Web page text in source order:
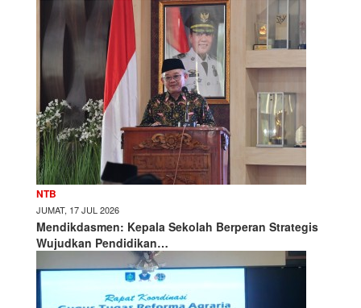
NTB
JUMAT, 17 JUL 2026
Mendikdasmen: Kepala Sekolah Berperan Strategis
Wujudkan Pendidikan…